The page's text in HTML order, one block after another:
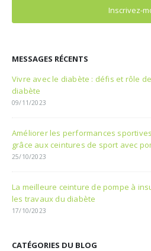
MESSAGES RÉCENTS
Vivre avec le diabète : défis et rôle
diabète
09/11/2023
Améliorer les performances
grâce aux ceintures de sport avec
25/10/2023
La meilleure ceinture de pompe à
les travaux du diabète
17/10/2023
CATÉGORIES DU BLOG